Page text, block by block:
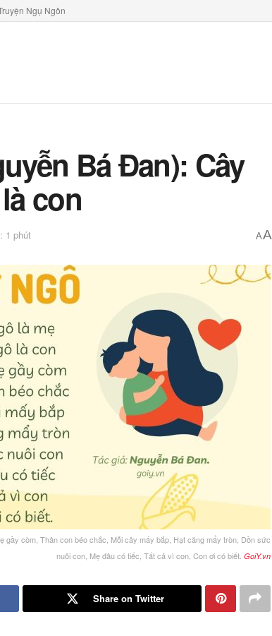
Ngụ Ngôn
Bá Đan): Cây
con
1 phút AA
gầy còm, Thân con béo chắc, Mỗi cây mấy bắp, Hạt căng mẩy tròn, Dồn sức
nuôi con, Mẹ đâu có tiếc, Tất cả vì con, Con ơi có biết. GoiY.vn
Share on Twitter